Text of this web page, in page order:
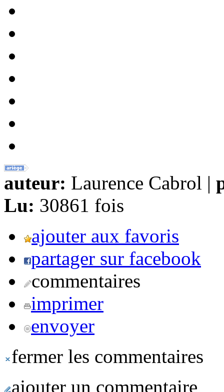
auteur: Laurence Cabrol |
Lu: 30861 fois
ajouter aux favoris
partager sur facebook
commentaires
imprimer
envoyer
fermer les commentaires
ajouter un commentaire